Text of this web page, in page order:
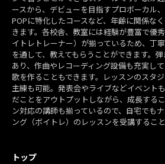
ースから、デビューを目指すプロボーカル
POPに特化したコースなど、年齢に関係な
きます。各校舎、教室には経験が豊富で優
イトレトレーナー）が揃っているため、丁
を通して、教えてもらうことができます。
あり、作曲やレコーディング設備も充実し
歌を作ることもできます。レッスンのスタ
主練も可能。発表会やライブなどイベント
だことをアウトプットしながら、成長する
ン対応の講師も揃っているので、自宅でも
ング（ボイトレ）のレッスンを受講すること
トップ